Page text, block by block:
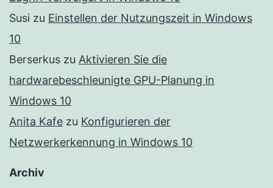
Susi zu Einstellen der Nutzungszeit in Windows
10
Berserkus zu Aktivieren Sie die
hardwarebeschleunigte GPU-Planung in
Windows 10
Anita Kafe zu Konfigurieren der
Netzwerkerkennung in Windows 10
Archiv